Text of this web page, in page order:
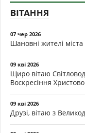
ВІТАННЯ
07 чер 2026
Шановні жителі міста
09 кві 2026
Щиро вітаю
Воскресіння
09 кві 2026
Друзі, вітаю з